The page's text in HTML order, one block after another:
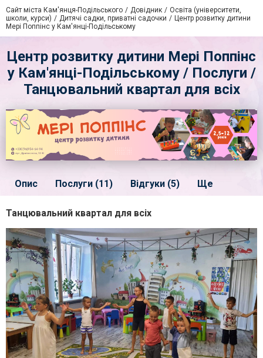
Сайт міста Кам'янця-Подільського Довідник
Освіта (університети,
школи, курси)
Дитячі садки, приватні садочки
Центр розвитку дитини
Мері Поппінс у Кам'янці-Подільському
Центр розвитку дитини Мері Поппінс
у Кам'янці-Подільському / Послуги /
Танцювальний квартал для всіх
Опис Послуги (11) Відгуки (5) Ще
Танцювальний квартал для всіх